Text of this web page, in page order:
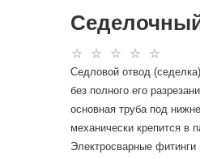
Седловой отвод
без полного его
основная труба под
механически крепится в
Электросварные